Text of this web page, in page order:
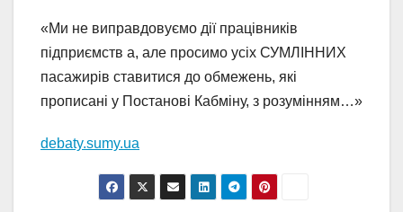
«Ми не виправдовуємо дії працівників
підприємств а, але просимо усіх СУМЛІННИХ
пасажирів ставитися до обмежень, які
прописані у Постанові Кабміну, з розумінням…»
debaty.sumy.ua